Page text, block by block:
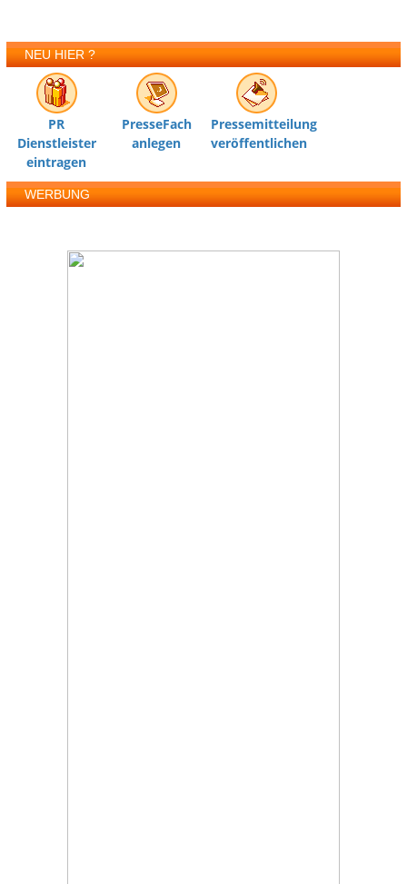
NEU HIER ?
PR
Dienstleister
eintragen
PresseFach
anlegen
Pressemitteilung
veröffentlichen
WERBUNG